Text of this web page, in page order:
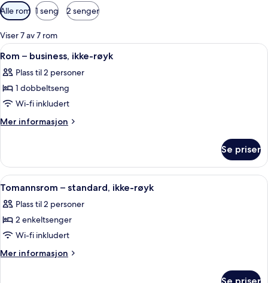
Tilgjengelige
filtre
for
rom
Alle rom 1 seng 2 senger
Viser 7 av 7 rom
Åpne
alle
bildene
av
Rom
–
røyk
Senger med overmadrass,
4
Rom – business, ikke-røyk
Plass til 2 personer
1 dobbeltseng
Wi-fi inkludert
Mer informasjon
Mer
–
business,
ikke-
Se priser
Åpne
alle
bildene
av
Tomannsrom
–
Senger med overmadrass,
5
Tomannsrom – standard, ikke-røyk
Plass til 2 personer
2 enkeltsenger
Wi-fi inkludert
Mer informasjon
Mer